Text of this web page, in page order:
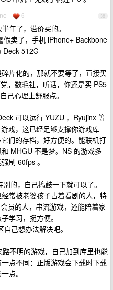
38
6
年了，溢价买的。
假卖了，手机 iPhone+ Backbone
Deck 512G
片化的，那就不要等了，直接买
，数毛社，听话，你还是买 PS5
己心理上舒服点。
可以运行 YUZU ，Ryujinx 等
戏，这已经足够支撑你游戏库
们的存档，好方便的。能联机打
MHGU 不是梦。NS 的游戏多
制 60fps 。
的，自己捣鼓一下就可以了。
常被老婆孩子占着看剧的人，特
员的人，串流游戏，还能陪着家
学习，挺方便。
己想办法解决吧。
不明的游戏，自己加到库里也能
点不同：正版游戏会下载时下载
点。